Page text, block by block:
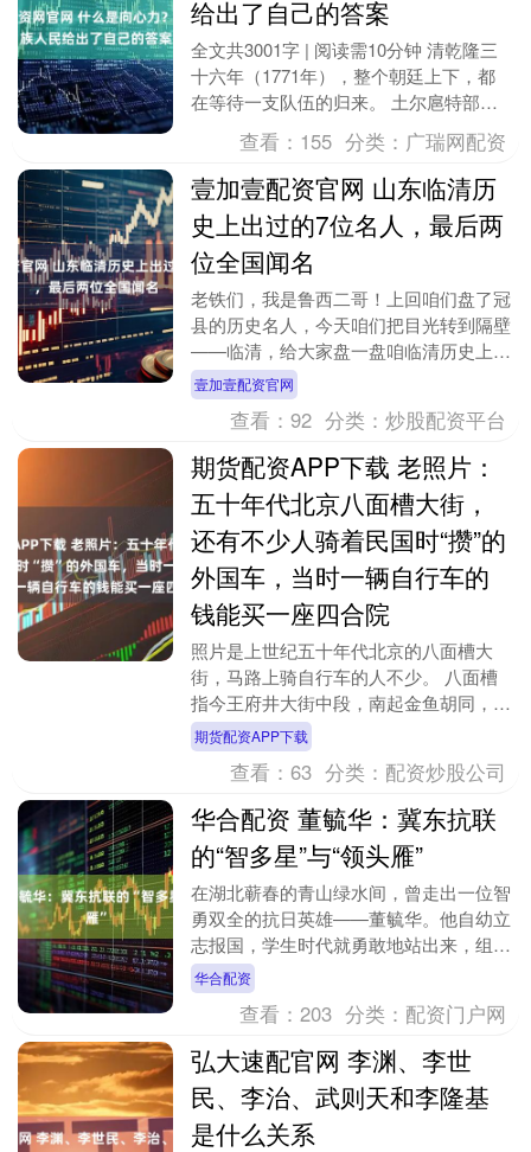
给出了自己的答案
全文共3001字 | 阅读需10分钟 清乾隆三
十六年（1771年），整个朝廷上下，都
在等待一支队伍的归来。 土尔扈特部是
卫拉特蒙古的四大部落之一，最初生活在
今新....查看： 155 分类： 广瑞网配资
壹加壹配资官网 山东临清历
史上出过的7位名人，最后两
位全国闻名
老铁们，我是鲁西二哥！上回咱们盘了冠
县的历史名人，今天咱们把目光转到隔壁
——临清，给大家盘一盘咱临清历史上出
过的七位名人，最后两位，全国无人不
知！ 第一位：吕才....
壹加壹配资官网
查看：92 分类：炒股配资平台
期货配资APP下载 老照片：
五十年代北京八面槽大街，
还有不少人骑着民国时“攒”的
外国车，当时一辆自行车的
钱能买一座四合院
照片是上世纪五十年代北京的八面槽大
街，马路上骑自行车的人不少。 八面槽
指今王府井大街中段，南起金鱼胡同，北
至灯市西口，长约500米。1915年北洋政
府正式命名“....
期货配资APP下载
查看：63 分类： 配资炒股公司
华合配资 董毓华：冀东抗联
的“智多星”与“领头雁”
在湖北蕲春的青山绿水间，曾走出一位智
勇双全的抗日英雄——董毓华。他自幼立
志报国，学生时代就勇敢地站出来，组织
同学们抗议帝国主义的暴行，即使左腿被
击伤也坚持指挥，....
华合配资
查看：203 分类： 配资门户网
弘大速配官网 李渊、李世
民、李治、武则天和李隆基
是什么关系